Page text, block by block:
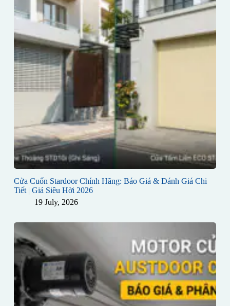
Cửa Cuốn Stardoor Chính Hãng: Báo Giá & Đánh Giá Chi
Tiết | Giá Siêu Hời 2026
19 July, 2026